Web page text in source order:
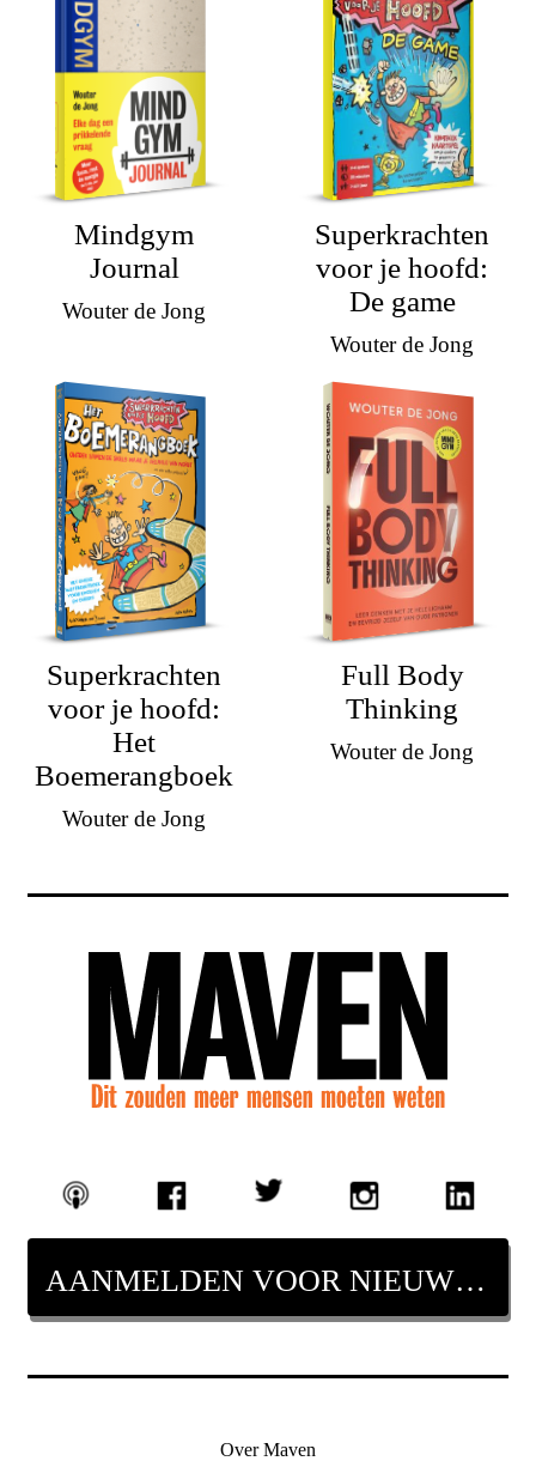
Mindgym
Journal
Wouter de Jong
Superkrachten
voor je hoofd:
De game
Wouter de Jong
Superkrachten
voor je hoofd:
Het
Boemerangboek
Wouter de Jong
Full Body
Thinking
Wouter de Jong
AANMELDEN VOOR NIEUWSBRIEF
Over Maven